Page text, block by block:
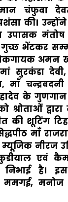
चंफुवा
की।
उपासक
भेंटकर
अमन
सुरकंडा देवी,
माँ
के
श्रोताओं
की शूटिंग
माँ
नीरज
एवं
है।
ममगई, मनोज